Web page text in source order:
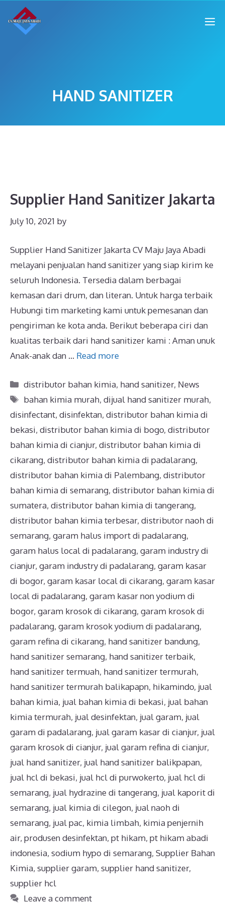
HAND SANITIZER
Supplier Hand Sanitizer Jakarta
July 10, 2021 by
Supplier Hand Sanitizer Jakarta CV Maju Jaya Abadi
melayani penjualan hand sanitizer yang siap kirim ke
seluruh Indonesia. Tersedia dalam berbagai
kemasan dari drum, dan literan. Untuk harga terbaik
Hubungi tim marketing kami untuk pemesanan dan
pengiriman ke kota anda. Berikut beberapa ciri dan
kualitas terbaik dari hand sanitizer kami : Aman unuk
Anak-anak dan … Read more
distributor bahan kimia, hand sanitizer, News
bahan kimia murah,dijual hand sanitizer murah,
disinfectant, disinfektan, distributor bahan kimia di
bekasi, distributor bahan kimia di bogo, distributor
bahan kimia di cianjur, distributor bahan kimia di
cikarang, distributor bahan kimia di padalarang,
distributor bahan kimia di Palembang, distributor
bahan kimia di semarang, distributor bahan kimia di
sumatera, distributor bahan kimia di tangerang,
distributor bahan kimia terbesar, distributor naoh di
semarang, garam halus import di padalarang,
garam halus local di padalarang, garam industry di
cianjur, garam industry di padalarang, garam kasar
di bogor, garam kasar local di cikarang, garam kasar
local di padalarang, garam kasar non yodium di
bogor, garam krosok di cikarang, garam krosok di
padalarang, garam krosok yodium di padalarang,
garam refina di cikarang, hand sanitizer bandung,
hand sanitizer semarang, hand sanitizer terbaik,
hand sanitizer termuah, hand sanitizer termurah,
hand sanitizer termurah balikapapn, hikamindo, jual
bahan kimia, jual bahan kimia di bekasi, jual bahan
kimia termurah, jual desinfektan, jual garam, jual
garam di padalarang, jual garam kasar di cianjur, jual
garam krosok di cianjur, jual garam refina di cianjur,
jual hand sanitizer, jual hand sanitizer balikpapan,
jual hcl di bekasi, jual hcl di purwokerto, jual hcl di
semarang, jual hydrazine di tangerang, jual kaporit di
semarang, jual kimia di cilegon, jual naoh di
semarang, jual pac, kimia limbah, kimia penjernih
air, produsen desinfektan, pt hikam, pt hikam abadi
indonesia, sodium hypo di semarang, Supplier Bahan
Kimia, supplier garam, supplier hand sanitizer,
supplier hcl
Leave a comment